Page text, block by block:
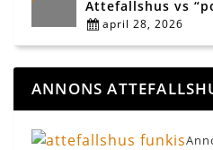
Attefallshus vs
april 28, 2026
ANNONS